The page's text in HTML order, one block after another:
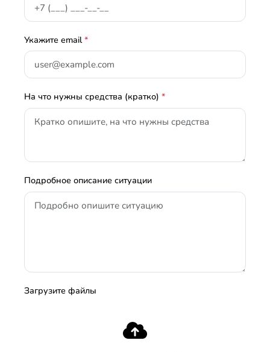
Укажите email*
На что нужны средства (кратко) *
Подробное описание ситуации
Загрузите файлы